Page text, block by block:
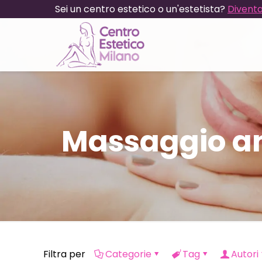
Sei un centro estetico o un'estetista?
Massaggio
Filtra per Categorie Tag Autori